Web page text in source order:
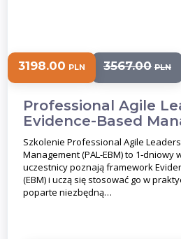
Professional Agile
Evidence-Based
Szkolenie Professional Agile
Management (PAL-EBM) to
uczestnicy poznają framework
(EBM) i uczą się stosować go w
poparte niezbędną…
3198.00 PLN 3567.00 PLN